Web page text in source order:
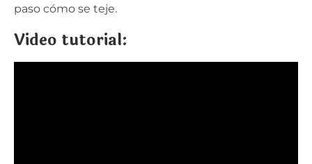
paso cómo se teje.
Video tutorial: